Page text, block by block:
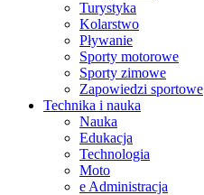
Turystyka
Kolarstwo
Pływanie
Sporty motorowe
Sporty zimowe
Zapowiedzi sportowe
Technika i nauka
Nauka
Edukacja
Technologia
Moto
e Administracja